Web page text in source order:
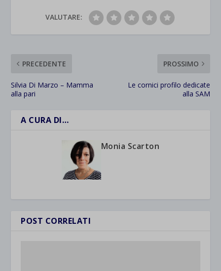
VALUTARE:
PRECEDENTE
Silvia Di Marzo – Mamma
alla pari
PROSSIMO
Le cornici profilo dedicate
alla SAM
A CURA DI…
Monia Scarton
POST CORRELATI